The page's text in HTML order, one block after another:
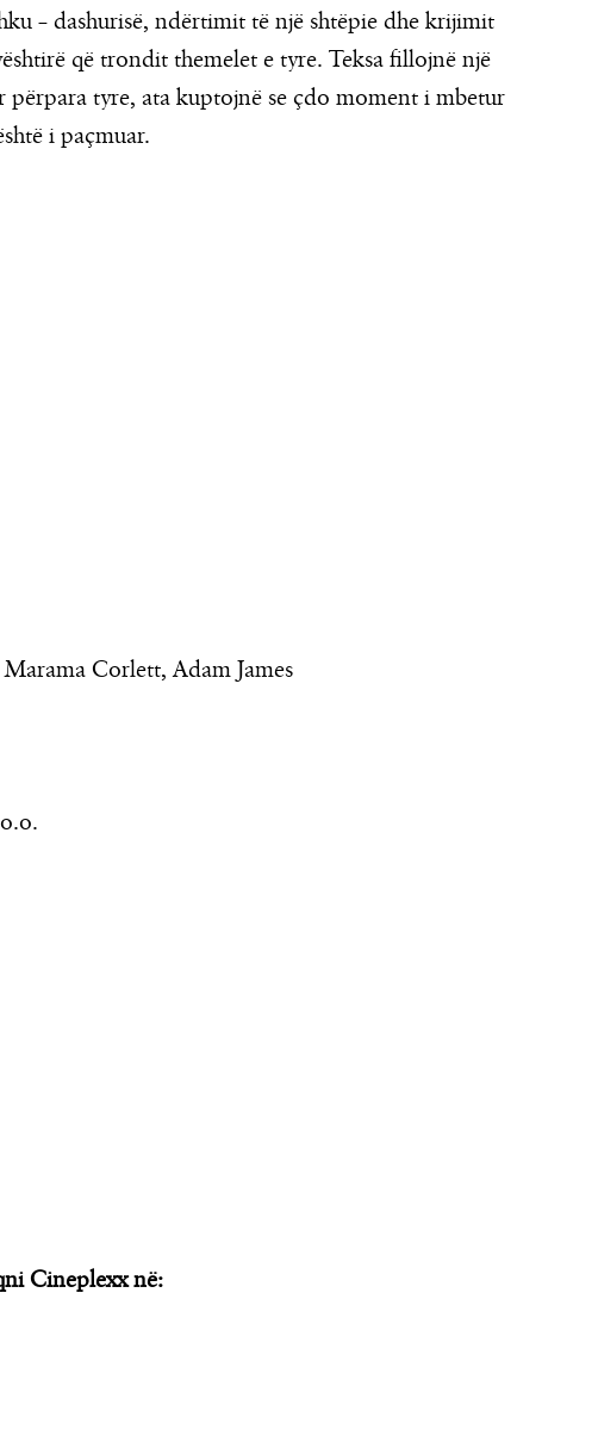
– dashurisë, ndërtimit të një shtëpie dhe krijimit
që trondit themelet e tyre. Teksa fillojnë një
tyre, ata kuptojnë se çdo moment i mbetur
i paçmuar.
Corlett, Adam James
Cineplexx në: